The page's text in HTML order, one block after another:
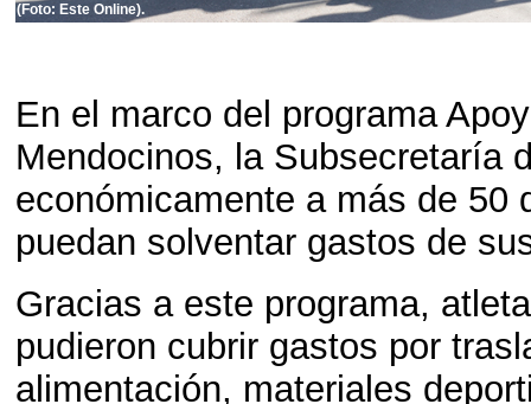
(Foto: Este Online).
En el marco del programa
Mendocinos, la Subsecretaría
económicamente a más de 50
puedan solventar gastos de
Gracias a este programa,
pudieron cubrir gastos por
alimentación, materiales